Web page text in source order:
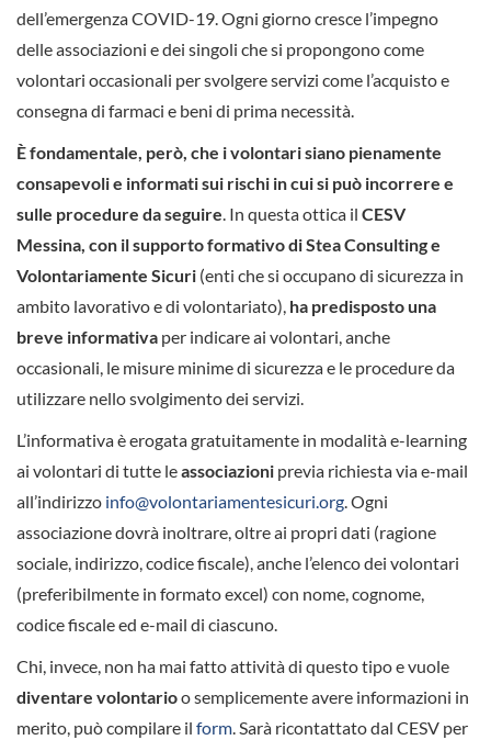
dell’emergenza COVID-19. Ogni giorno cresce l’impegno
delle associazioni e dei singoli che si propongono come
volontari occasionali per svolgere servizi come l’acquisto e
consegna di farmaci e beni di prima necessità.
È fondamentale, però, che i volontari siano pienamente
consapevoli e informati sui rischi in cui si può incorrere e
sulle procedure da seguire. In questa ottica il CESV
Messina, con il supporto formativo di Stea Consulting e
Volontariamente Sicuri (enti che si occupano di sicurezza in
ambito lavorativo e di volontariato), ha predisposto una
breve informativa per indicare ai volontari, anche
occasionali, le misure minime di sicurezza e le procedure da
utilizzare nello svolgimento dei servizi.
L’informativa è erogata gratuitamente in modalità e-learning
ai volontari di tutte leassociazioni previa richiesta via e-mail
all’indirizzo info@volontariamentesicuri.org. Ogni
associazione dovrà inoltrare, oltre ai propri dati (ragione
sociale, indirizzo, codice fiscale), anche l’elenco dei volontari
(preferibilmente in formato excel) con nome, cognome,
codice fiscale ed e-mail di ciascuno.
Chi, invece, non ha mai fatto attività di questo tipo e vuole
diventare volontarioo semplicemente avere informazioni in
merito, può compilare il form. Sarà ricontattato dal CESV per